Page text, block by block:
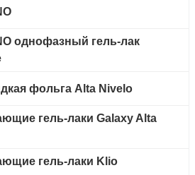
однофазный гель-лак
фольга Alta Nivelo
гель-лаки Galaxy Alta
гель-лаки Klio